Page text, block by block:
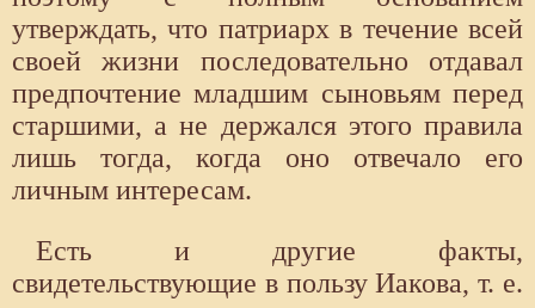
утверждать, что патриарх в течение всей
своей жизни последовательно отдавал
предпочтение младшим сыновьям перед
старшими, а не держался этого правила
лишь тогда, когда оно отвечало его
личным интересам.
Есть и другие факты,
свидетельствующие в пользу Иакова, т. е.